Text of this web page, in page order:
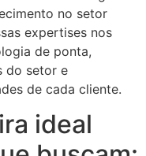
no setor
expertises nos
de ponta,
do setor e
de cada cliente.
ideal